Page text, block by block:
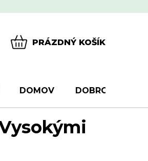
PRÁZDNÝ KOŠÍK
DOMOV DOBROTY